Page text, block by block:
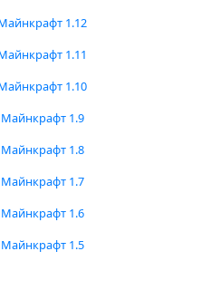
1.12
1.11
1.10
1.9
1.8
1.7
1.6
1.5